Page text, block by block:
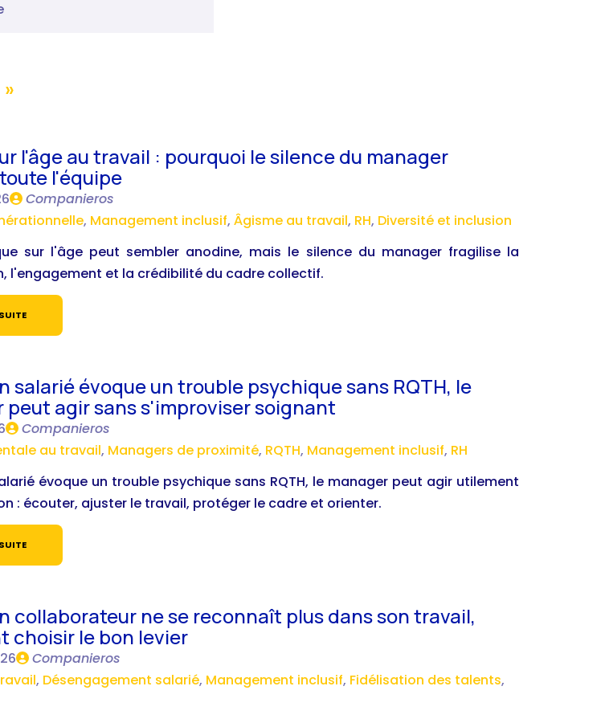
»
l'âge au travail : pourquoi le silence du manager
l'équipe
Publié
par
Companieros
, Management inclusif, Âgisme au travail, RH, Diversité et inclusion
sur l'âge peut sembler anodine, mais le silence du manager fragilise la
l'engagement et la crédibilité du cadre collectif.
salarié évoque un trouble psychique sans RQTH, le
peut agir sans s'improviser soignant
Publié
par
Companieros
au travail, Managers de proximité, RQTH, Management inclusif, RH
évoque un trouble psychique sans RQTH, le manager peut agir utilement
: écouter, ajuster le travail, protéger le cadre et orienter.
collaborateur ne se reconnaît plus dans son travail,
choisir le bon levier
Publié
par
Companieros
, Désengagement salarié, Management inclusif, Fidélisation des talents,